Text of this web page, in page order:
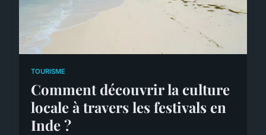
TOURISME
Comment découvrir la culture
locale à travers les festivals en
Inde ?